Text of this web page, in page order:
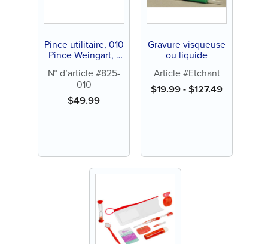
Pince utilitaire, 010
Pince Weingart, 1
N° d’article #825-
010
$49.99
Gravure visqueuse
ou liquide
Article #Etchant
$19.99-$127.49